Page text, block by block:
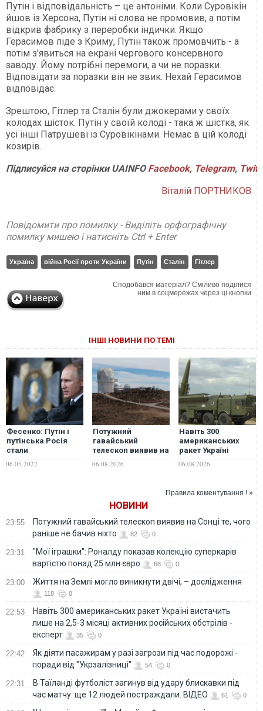
Путін і відповідальність – це антоніми. Коли Суровікін
йшов із Херсона, Путін ні слова не промовив, а потім
відкрив фабрику з переробки індички. Якщо
Герасимов піде з Криму, Путін також промовчить - а
потім з'явиться на екрані чергового консервного
заводу. Йому потрібні перемоги, а чи не поразки.
Відповідати за поразки він не звик. Нехай Герасимов
відповідає.
Зрештою, Гітлер та Сталін були джокерами у своїх
колодах шісток. Путін у своїй колоді - така ж шістка, як
усі інші Патрушеві із Суровікінами. Немає в цій колоді
козирів.
Підписуйся на сторінки UAINFO Facebook, Telegram,
Віталій ПОРТНИКОВ
Повідомити про помилку - Виділіть орфографічну
помилку мишею і натисніть Ctrl + Enter
Україна війна Росії проти України Путін Сталін Гітлер
Сподобався матеріал? Сміливо поділися
ним в соцмережах через ці кнопки
ІНШІ НОВИНИ ПО ТЕМІ
Фесенко: Путін і
путінська Росія
стали
Гітлера і фашизма.
06.05.2022
Потужний
гавайський
телескоп виявив на
раніше не бачив
06.08.2026
Навіть 300
американських
ракет Україні
2,5-3 місяці
обстрілів - експерт
06.08.2026
Правила коментування ! »
НОВИНИ
23:55
Потужний гавайський телескоп виявив на Сонці те, чого
раніше не бачив ніхто
82 0
23:31
"Мої іграшки": Роналду показав колекцію суперкарів
вартістю понад 25 млн євро
68 0
23:00 Життя на Землі могло виникнути двічі, – дослідження
118 0
22:53
Навіть 300 американських ракет Україні вистачить
лише на 2,5-3 місяці активних російських обстрілів -
експерт
35 0
22:42
Як діяти пасажирам у разі загрози під час подорожі -
поради від "Укрзалізниці"
54 0
22:31
В Таїланді футболіст загинув від удару блискавки під
час матчу: ще 12 людей постраждали. ВІДЕО
61 0